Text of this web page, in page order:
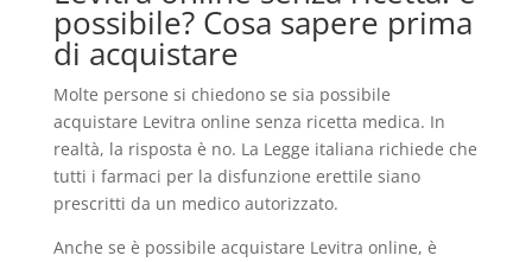
possibile? Cosa sapere prima
di acquistare
Molte persone si chiedono se sia possibile
acquistare Levitra online senza ricetta medica. In
realtà, la risposta è no. La Legge italiana richiede che
tutti i farmaci per la disfunzione erettile siano
prescritti da un medico autorizzato.
Anche se è possibile acquistare Levitra online, è